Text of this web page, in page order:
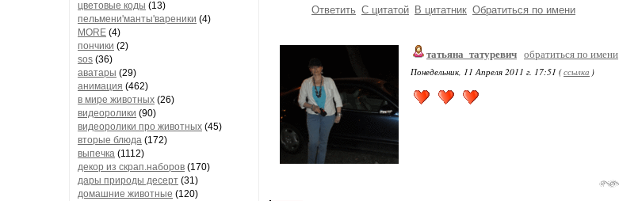
цветовые коды (13)
пельмени'манты'вареники (4)
MORE (4)
пончики (2)
sos (36)
аватары (29)
анимация (462)
в мире животных (26)
видеоролики (90)
видеоролики про животных (45)
вторые блюда (172)
выпечка (1112)
декор из скрап.наборов (170)
дары природы десерт (31)
домашние животные (120)
Ответить С цитатой В цитатник Обратиться по имени
татьяна_татуревич обратиться по имени
Понедельник, 11 Апреля 2011 г. 17:51 (ссылка )